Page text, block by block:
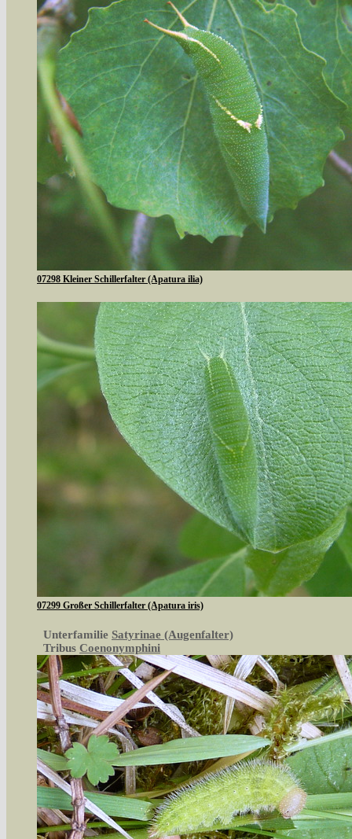
07298 Kleiner Schillerfalter (Apatura ilia)
07299 Großer Schillerfalter (Apatura iris)
Unterfamilie Satyrinae (Augenfalter)
Tribus Coenonymphini